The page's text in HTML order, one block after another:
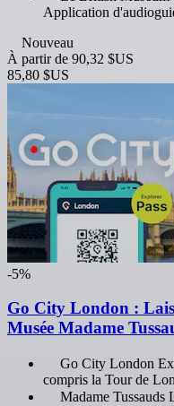
Application
Nouveau
À partir de 90,32 $US
85,80 $US
-5%
Go City London :
Musée Madame
Go City London
compris la Tour de
Madame Tussauds